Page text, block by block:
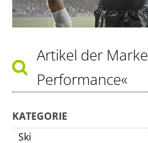
Artikel der Marke
Performance«
KATEGORIE
Ski